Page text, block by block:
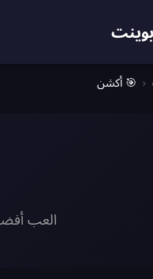
› 🎯 أكشن
العب